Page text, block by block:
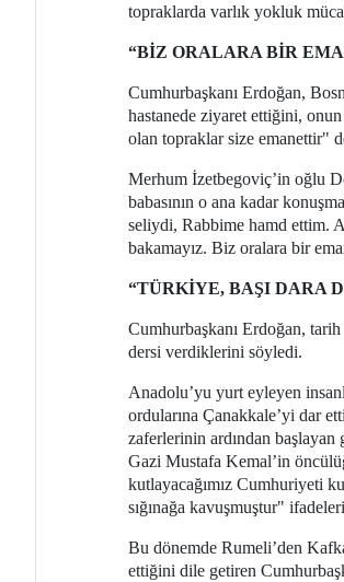
topraklarda varlık yokluk
“BİZ ORALARA BİR
Cumhurbaşkanı Erdoğan,
hastanede ziyaret ettiğini,
olan topraklar size emanettir"
Merhum İzetbegoviç’in oğlu
babasının o ana kadar
seliydi, Rabbime hamd ettim.
bakamayız. Biz oralara bir
“TÜRKİYE, BAŞI DARA
Cumhurbaşkanı Erdoğan,
dersi verdiklerini söyledi.
Anadolu’yu yurt eyleyen
ordularına Çanakkale’yi dar
zaferlerinin ardından
Gazi Mustafa Kemal’in
kutlayacağımız Cumhuriyeti
sığınağa kavuşmuştur"
Bu dönemde Rumeli’den
ettiğini dile getiren